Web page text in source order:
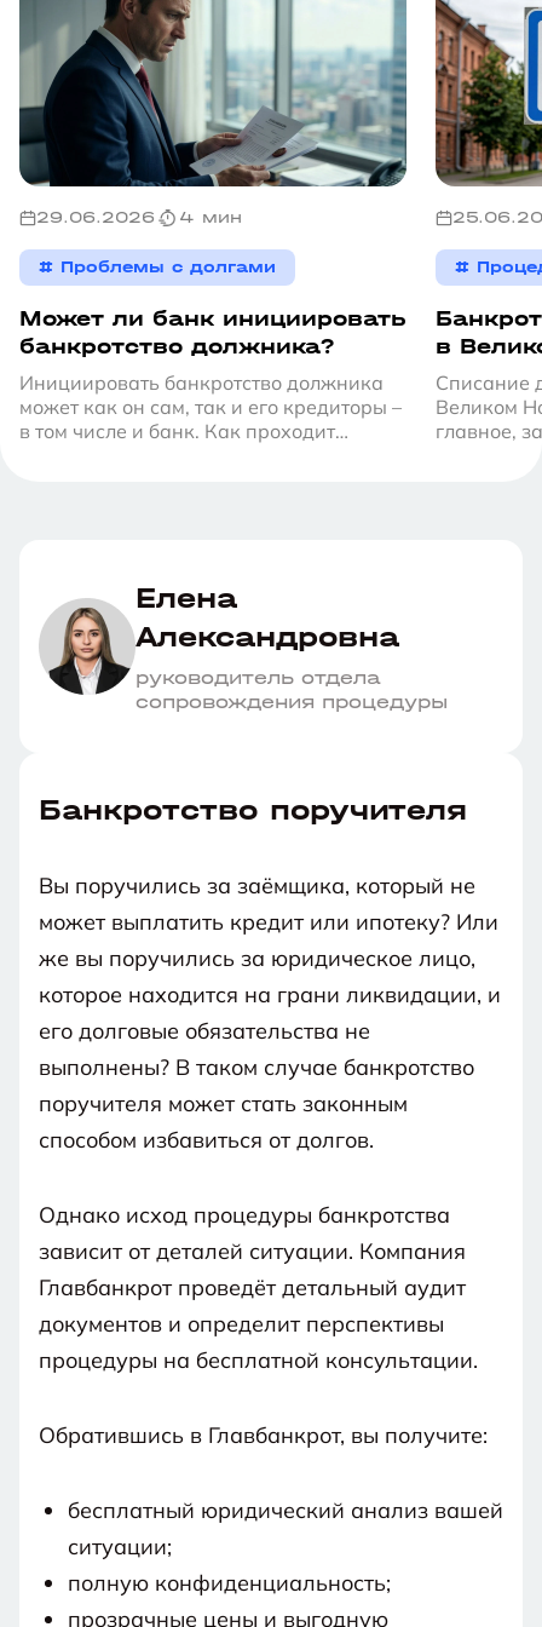
документы.
Мы начинаем работу по вашему делу, а
вы производите ежемесячную оплату по
рассрочке на расчетный счет
Мы направляем к вам курьера с
комплектом документов. После
подписания договора вы оставляете один
экземпляр себе и передаёте курьеру
документы.
Мы начинаем работу по вашему делу, а
вы производите ежемесячную оплату по
29.06.2026 4 мин
# Проблемы с долгами
Может ли банк инициировать
банкротство должника?
Инициировать банкротство должника
может как он сам, так и его кредиторы –
в том числе и банк. Как проходит
#
в
спишут
Списание
Великом
главное,
Елена
Александровна
руководитель отдела
сопровождения процедуры
Банкротство поручителя
Вы поручились за заёмщика, который не
может выплатить кредит или ипотеку? Или
же вы поручились за юридическое лицо,
которое находится на грани ликвидации, и
его долговые обязательства не
выполнены? В таком случае банкротство
поручителя может стать законным
способом избавиться от долгов.
Однако исход процедуры банкротства
зависит от деталей ситуации. Компания
Главбанкрот проведёт детальный аудит
документов и определит перспективы
процедуры на бесплатной консультации.
Обратившись в Главбанкрот, вы получите:
бесплатный юридический анализ вашей
ситуации;
полную конфиденциальность;
прозрачные цены и выгодную